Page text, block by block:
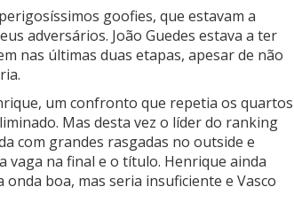
goofies, que estavam a
adversários. João Guedes estava a ter
nas últimas duas etapas, apesar de não
um confronto que repetia os quartos
Mas desta vez o líder do ranking
com grandes rasgadas no outside e
na final e o título. Henrique ainda
boa, mas seria insuficiente e Vasco